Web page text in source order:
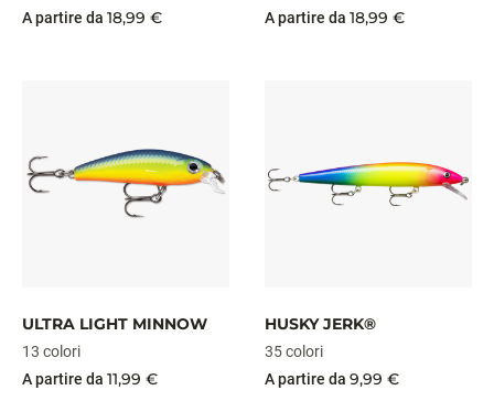
A partire da 18,99 €
A partire da 18,99 €
ULTRA LIGHT MINNOW
13 colori
A partire da 11,99 €
HUSKY JERK®
35 colori
A partire da 9,99 €